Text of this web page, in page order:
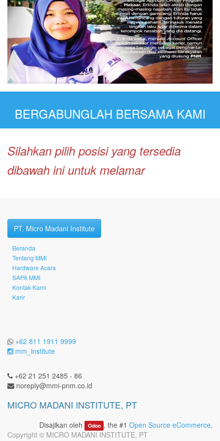
BERGABUNGLAH BERSAMA KAMI
Silahkan pilih posisi yang tersedia
dibawah ini untuk melamar
PT. Micro Madani Institute
Beranda
Tentang MMI
Hardware Acara
SAPA MMI
Kontak Kami
Karir
+62 811 1911 9999
mm_institute
+62 21 251 2485 - 86
noreply@mmi-pnm.co.id
MICRO MADANI INSTITUTE, PT
Disajikan oleh Odoo , the #1 Open Source eCommerce.
Copyright © MICRO MADANI INSTITUTE, PT